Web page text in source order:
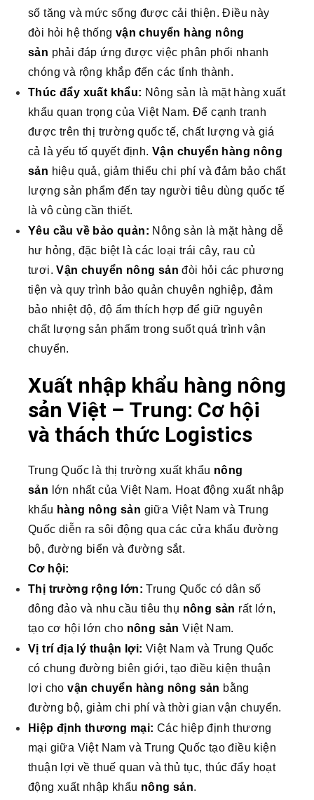
số tăng và mức sống được cải thiện. Điều này
đòi hỏi hệ thống vận chuyển hàng nông
sản phải đáp ứng được việc phân phối nhanh
chóng và rộng khắp đến các tỉnh thành.
Thúc đẩy xuất khẩu: Nông sản là mặt hàng xuất
khẩu quan trọng của Việt Nam. Để cạnh tranh
được trên thị trường quốc tế, chất lượng và giá
cả là yếu tố quyết định. Vận chuyển hàng nông
sản hiệu quả, giảm thiểu chi phí và đảm bảo chất
lượng sản phẩm đến tay người tiêu dùng quốc tế
là vô cùng cần thiết.
Yêu cầu về bảo quản: Nông sản là mặt hàng dễ
hư hỏng, đặc biệt là các loại trái cây, rau củ
tươi.Vận chuyển nông sản đòi hỏi các phương
tiện và quy trình bảo quản chuyên nghiệp, đảm
bảo nhiệt độ, độ ẩm thích hợp để giữ nguyên
chất lượng sản phẩm trong suốt quá trình vận
chuyển.
Xuất nhập khẩu hàng nông
sản Việt – Trung: Cơ hội
và thách thức Logistics
Trung Quốc là thị trường xuất khẩu nông
sản lớn nhất của Việt Nam. Hoạt động xuất nhập
khẩu hàng nông sản giữa Việt Nam và Trung
Quốc diễn ra sôi động qua các cửa khẩu đường
bộ, đường biển và đường sắt.
Cơ hội:
Thị trường rộng lớn: Trung Quốc có dân số
đông đảo và nhu cầu tiêu thụ nông sản rất lớn,
tạo cơ hội lớn cho nông sản Việt Nam.
Vị trí địa lý thuận lợi: Việt Nam và Trung Quốc
có chung đường biên giới, tạo điều kiện thuận
lợi chovận chuyển hàng nông sản bằng
đường bộ, giảm chi phí và thời gian vận chuyển.
Hiệp định thương mại: Các hiệp định thương
mại giữa Việt Nam và Trung Quốc tạo điều kiện
thuận lợi về thuế quan và thủ tục, thúc đẩy hoạt
động xuất nhập khẩu nông sản.